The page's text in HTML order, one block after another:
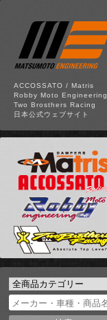
ACCOSSATO / Matris
Robby Moto Engineering
Two Brosthers Racing
日本公式ウェブサイト